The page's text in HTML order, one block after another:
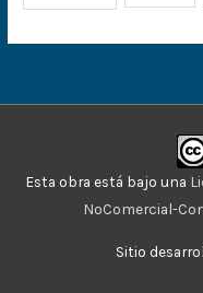
Esta obra está bajo una
NoComercial-
Sitio